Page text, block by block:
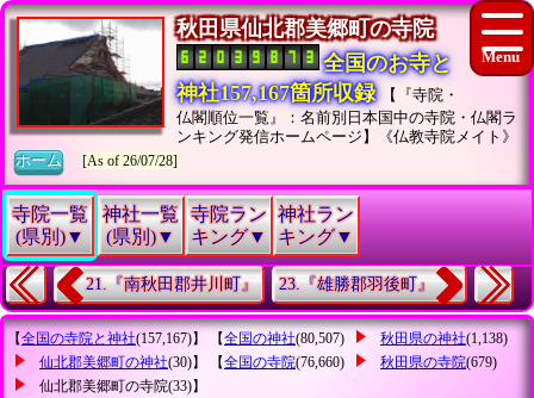
秋田県仙北郡美郷町の寺院
全国のお寺と
神社157,167箇所収録
【『寺院・
仏閣順位一覧』：名前別日本国中の寺院・仏閣ラ
ンキング発信ホームページ】《仏教寺院メイト》
ホーム
[As of 26/07/28]
寺院一覧
(県別)▼
神社一覧
(県別)▼
寺院ラン
キング▼
神社ラン
キング▼
21.『南秋田郡井川町』 23.『雄勝郡羽後町』
【全国の寺院と神社(157,167)】 【全国の神社(80,507) 秋田県の神社(1,138)
仙北郡美郷町の神社(30)】 【全国の寺院(76,660) 秋田県の寺院(679)
仙北郡美郷町の寺院(33)】